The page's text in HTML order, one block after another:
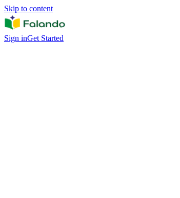
Skip to content
Sign inGet Started